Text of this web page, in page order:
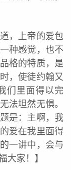
，上帝的爱包
种感觉，也不
格的特质，是
，使徒约翰又
们里面得以完
法坦然无惧。
是：主啊，我
爱在我里面得
一讲中，会与
大家！】